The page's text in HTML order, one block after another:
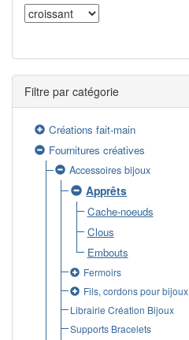
Filtre par catégorie
Créations fait-main
Fournitures créatives
Accessoires bijoux
Apprêts
Cache-noeuds
Clous
Embouts
Fermoirs
Fils, cordons pour bijoux
Librairie Création Bijoux
Supports Bracelets